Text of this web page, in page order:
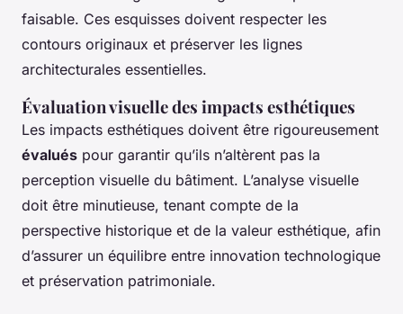
faisable. Ces esquisses doivent respecter les
contours originaux et préserver les lignes
architecturales essentielles.
Évaluation visuelle des impacts esthétiques
Les impacts esthétiques doivent être rigoureusement
évalués pour garantir qu’ils n’altèrent pas la
perception visuelle du bâtiment. L’analyse visuelle
doit être minutieuse, tenant compte de la
perspective historique et de la valeur esthétique, afin
d’assurer un équilibre entre innovation technologique
et préservation patrimoniale.